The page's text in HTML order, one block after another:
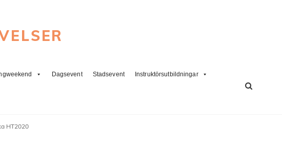
Dagsevent Stadsevent Instruktörsutbildningar
HT2020